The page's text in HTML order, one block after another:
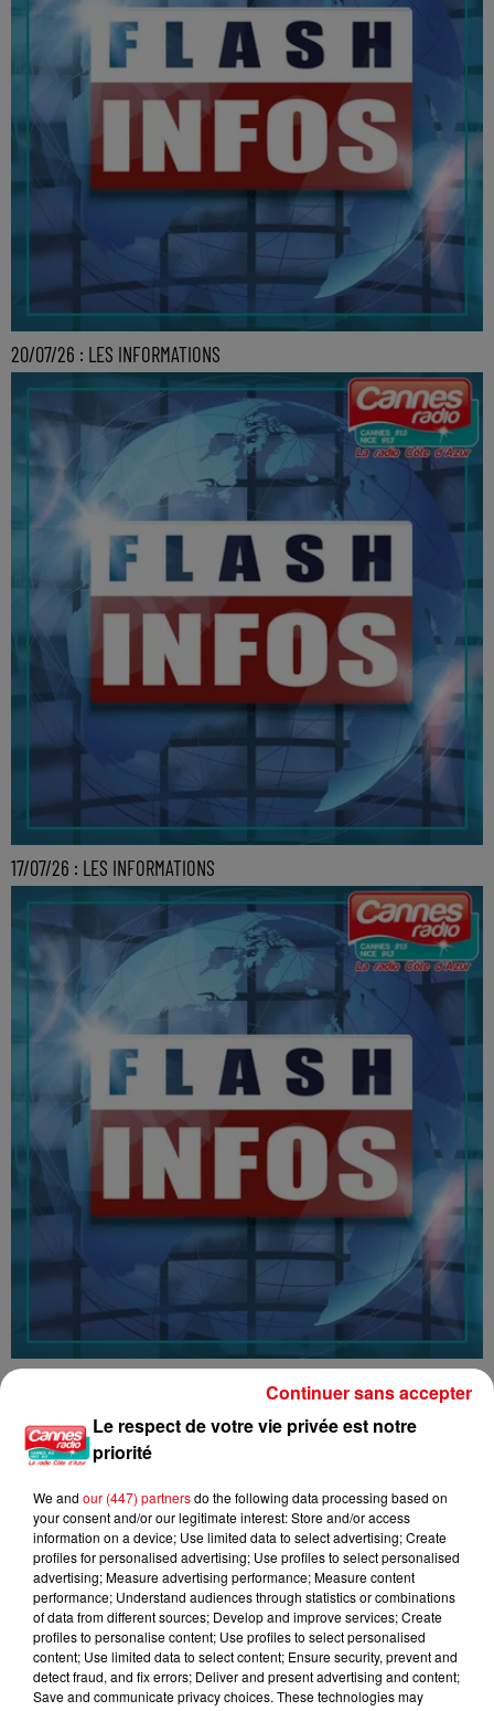
20/07/26 : LES INFORMATIONS
17/07/26 : LES INFORMATIONS
Le respect de votre vie privée est notre
priorité
We and our (447) partnersdo the following data processing based on
your consent and/or our legitimate interest: Store and/or access
information on a device; Use limited data to select advertising; Create
profiles for personalised advertising; Use profiles to select personalised
advertising; Measure advertising performance; Measure content
performance; Understand audiences through statistics or combinations
of data from different sources; Develop and improve services; Create
profiles to personalise content; Use profiles to select personalised
content; Use limited data to select content; Ensure security, prevent and
detect fraud, and fix errors; Deliver and present advertising and content;
Save and communicate privacy choices. These technologies may
Continuer sans accepter